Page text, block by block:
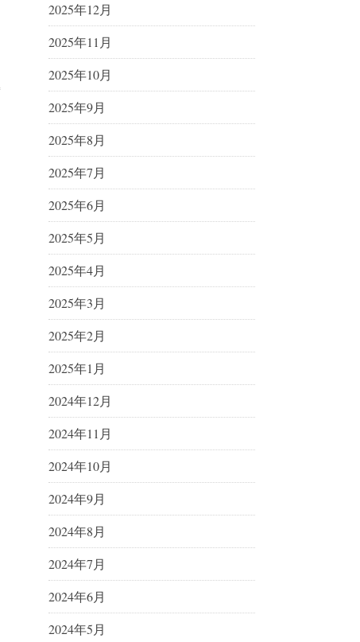
2025年12月
2025年11月
2025年10月
2025年9月
2025年8月
2025年7月
2025年6月
2025年5月
2025年4月
2025年3月
2025年2月
2025年1月
2024年12月
2024年11月
2024年10月
2024年9月
2024年8月
2024年7月
2024年6月
2024年5月